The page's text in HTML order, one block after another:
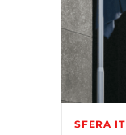
SFERA IT